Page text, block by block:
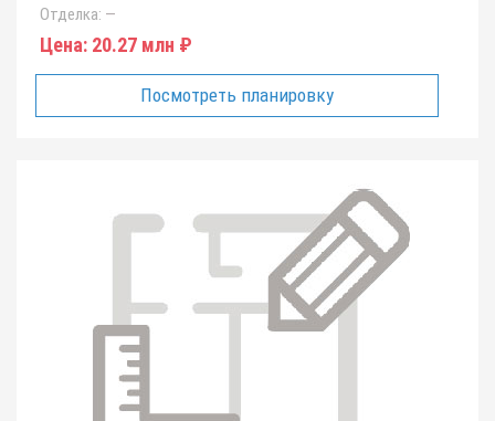
Отделка: —
Цена: 20.27 млн ₽
Посмотреть планировку